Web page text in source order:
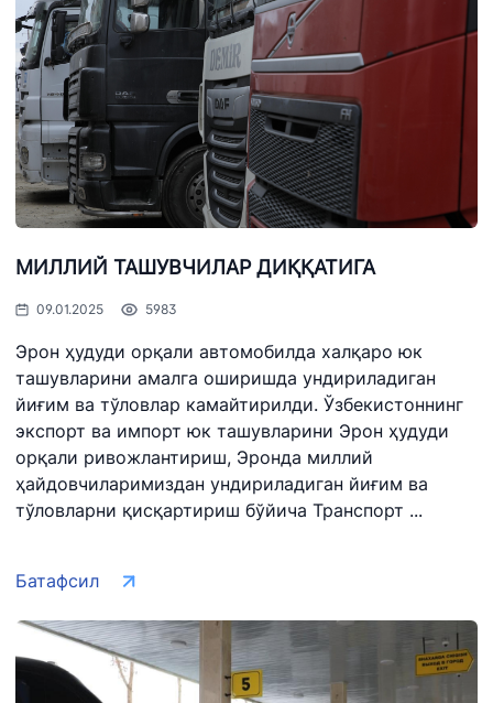
МИЛЛИЙ ТАШУВЧИЛАР ДИҚҚАТИГА
09.01.2025 5983
Эрон ҳудуди орқали автомобилда халқаро юк
ташувларини амалга оширишда ундириладиган
йиғим ва тўловлар камайтирилди. Ўзбекистоннинг
экспорт ва импорт юк ташувларини Эрон ҳудуди
орқали ривожлантириш, Эронда миллий
ҳайдовчиларимиздан ундириладиган йиғим ва
тўловларни қисқартириш бўйича Транспорт ...
Батафсил